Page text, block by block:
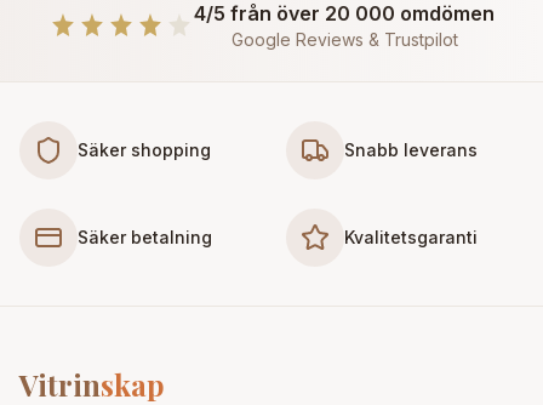
4/5 från över 20 000 omdömen
Google Reviews & Trustpilot
Säker shopping Snabb leverans
Säker betalning Kvalitetsgaranti
Vitrinskap